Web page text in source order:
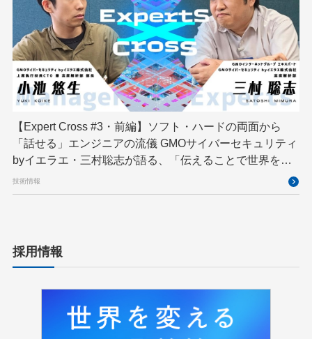
【Expert Cross #3・前編】ソフト・ハードの両面から
「話せる」エンジニアの流儀 GMOサイバーセキュリティ
byイエラエ・三村聡志が語る、「伝えることで世界を良
くする」エキスパートの在り方
技術情報
採用情報